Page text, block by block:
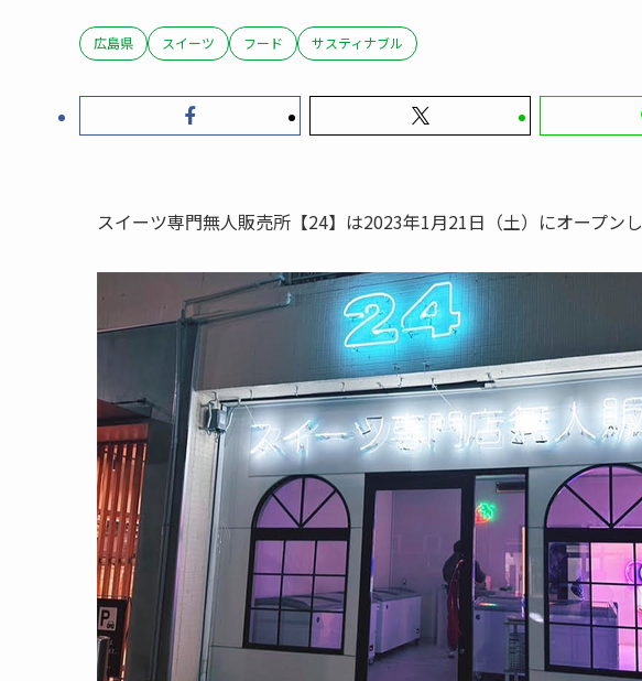
広島県 スイーツ フード サスティナブル
スイーツ専門無人販売所【24】は2023年1月21日（土）にオープンし